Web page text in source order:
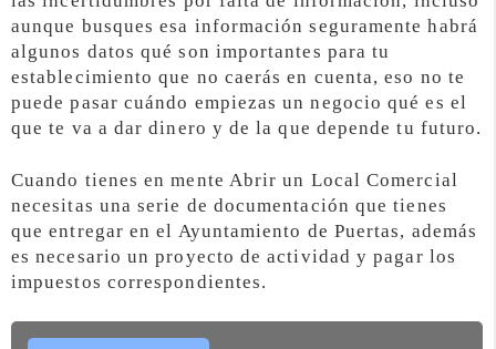
aunque busques esa información seguramente habrá
algunos datos qué son importantes para tu
establecimiento que no caerás en cuenta, eso no te
puede pasar cuándo empiezas un negocio qué es el
que te va a dar dinero y de la que depende tu futuro.
Cuando tienes en mente Abrir un Local Comercial
necesitas una serie de documentación que tienes
que entregar en el Ayuntamiento de Puertas, además
es necesario un proyecto de actividad y pagar los
impuestos correspondientes.